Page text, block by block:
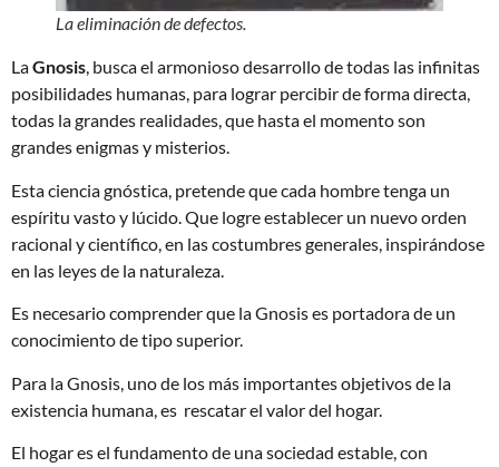
La eliminación de defectos.
LaGnosis, busca el armonioso desarrollo de todas las infinitas
posibilidades humanas, para lograr percibir de forma directa,
todas la grandes realidades, que hasta el momento son
grandes enigmas y misterios.
Esta ciencia gnóstica, pretende que cada hombre tenga un
espíritu vasto y lúcido. Que logre establecer un nuevo orden
racional y científico, en las costumbres generales, inspirándose
en las leyes de la naturaleza.
Es necesario comprender que la Gnosis es portadora de un
conocimiento de tipo superior.
Para la Gnosis, uno de los más importantes objetivos de la
existencia humana, es rescatar el valor del hogar.
El hogar es el fundamento de una sociedad estable, con